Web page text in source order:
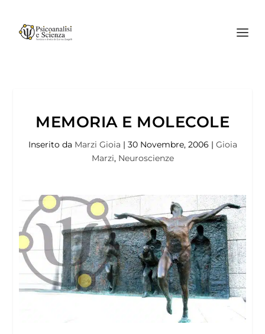
MEMORIA E MOLECOLE
Inserito da Marzi Gioia | 30 Novembre, 2006 | Gioia
Marzi, Neuroscienze